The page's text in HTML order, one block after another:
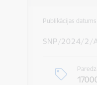
Publikācijas datums:
SNP/2024/2/